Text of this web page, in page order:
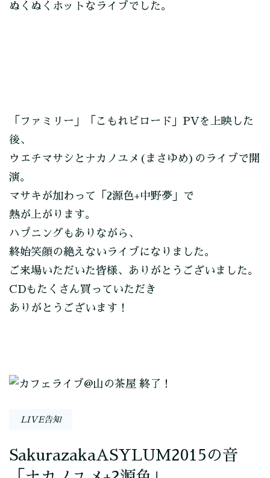
ぬくぬくホットなライブでした。
「ファミリー」「こもれビロード」PVを上映した
後、
ウエチマサシとナカノユメ(まさゆめ)のライブで開
演。
マサキが加わって「2源色+中野夢」で
熱が上がります。
ハプニングもありながら、
終始笑顔の絶えないライブになりました。
ご来場いただいた皆様、ありがとうございました。
CDもたくさん買っていただき
ありがとうございます！
投
稿
ナ
ビ
LIVE告知
SakurazakaASYLUM2015の音